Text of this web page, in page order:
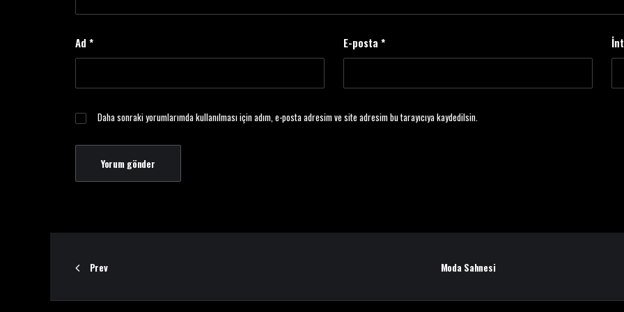
Ad * E-posta *
Daha sonraki yorumlarımda kullanılması için adım, e-posta adresim ve site adresim bu tarayıcıya kaydedilsin.
Prev Moda Sahnesi